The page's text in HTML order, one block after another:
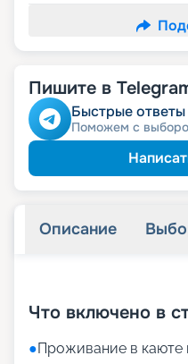
Пишите в
Быстрые
Поможем с
Описание
Что включено в
●Проживание в каюте